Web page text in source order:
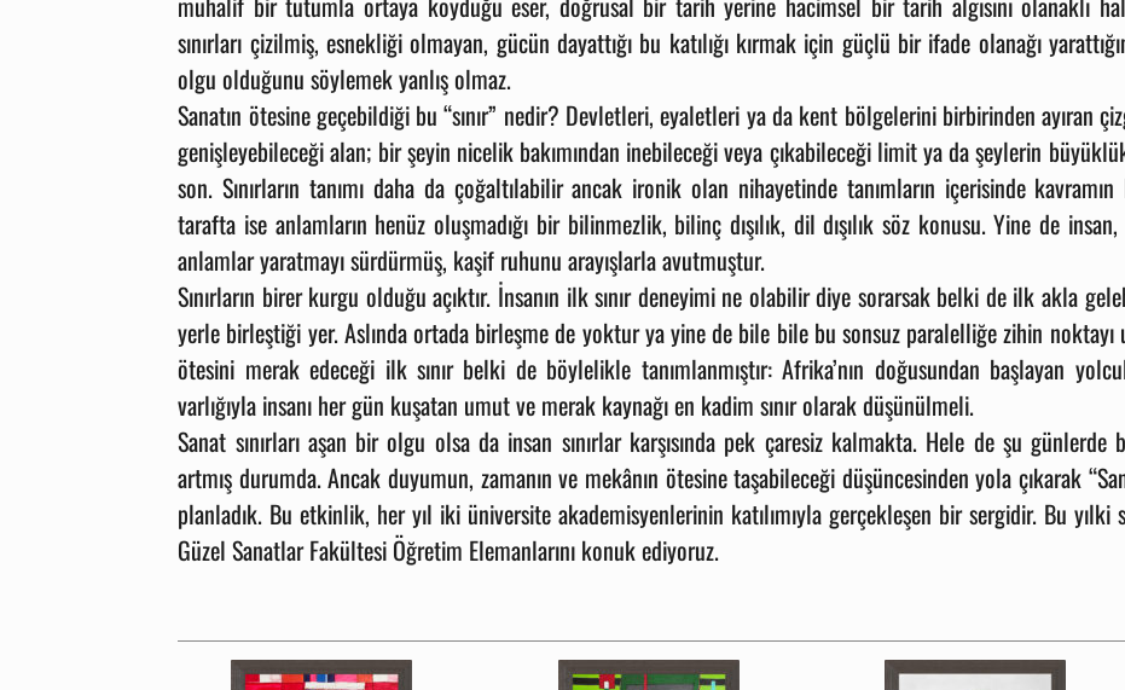
sınırları çizilmiş, esnekliği olmayan, gücün dayattığı bu katılığı kırmak için güçlü bir ifade olanağı
olgu olduğunu söylemek yanlış olmaz.
Sanatın ötesine geçebildiği bu “sınır” nedir? Devletleri, eyaletleri ya da kent bölgelerini birbirinden ayıran
genişleyebileceği alan; bir şeyin nicelik bakımından inebileceği veya çıkabileceği limit ya da şeylerin
son. Sınırların tanımı daha da çoğaltılabilir ancak ironik olan nihayetinde tanımların içerisinde kavramın
tarafta ise anlamların henüz oluşmadığı bir bilinmezlik, bilinç dışılık, dil dışılık söz konusu. Yine de
anlamlar yaratmayı sürdürmüş, kaşif ruhunu arayışlarla avutmuştur.
Sınırların birer kurgu olduğu açıktır. İnsanın ilk sınır deneyimi ne olabilir diye sorarsak belki de ilk akla
yerle birleştiği yer. Aslında ortada birleşme de yoktur ya yine de bile bile bu sonsuz paralelliğe zihin noktayı
ötesini merak edeceği ilk sınır belki de böylelikle tanımlanmıştır: Afrika’nın doğusundan başlayan
varlığıyla insanı her gün kuşatan umut ve merak kaynağı en kadim sınır olarak düşünülmeli.
Sanat sınırları aşan bir olgu olsa da insan sınırlar karşısında pek çaresiz kalmakta. Hele de şu
artmış durumda. Ancak duyumun, zamanın ve mekânın ötesine taşabileceği düşüncesinden yola çıkarak
planladık. Bu etkinlik, her yıl iki üniversite akademisyenlerinin katılımıyla gerçekleşen bir sergidir. Bu yılki
Güzel Sanatlar Fakültesi Öğretim Elemanlarını konuk ediyoruz.